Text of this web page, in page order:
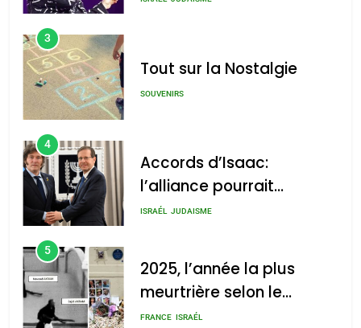
3
Tout sur la Nostalgie
SOUVENIRS
4
Accords d’Isaac:
l’alliance pourrait
s’étendre à 13 pays
ISRAÉL JUDAISME
5
2025, l’année la plus
meurtrière selon le
rapport d’ADL contre
FRANCE ISRAÉL